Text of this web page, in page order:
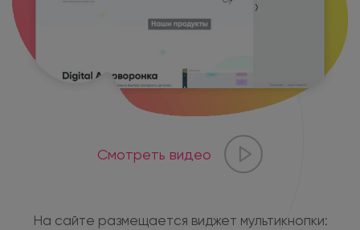
Смотреть видео
На сайте размещается виджет мультикнопки: